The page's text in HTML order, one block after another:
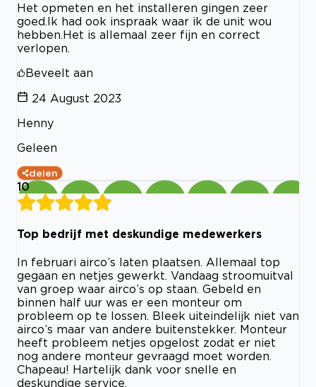
Het opmeten en het installeren gingen zeer
goed.Ik had ook inspraak waar ik de unit wou
hebben.Het is allemaal zeer fijn en correct
verlopen.
Beveelt aan
24 August 2023
Henny
Geleen
delen
10
Top bedrijf met deskundige medewerkers
In februari airco’s laten plaatsen. Allemaal top
gegaan en netjes gewerkt. Vandaag stroomuitval
van groep waar airco’s op staan. Gebeld en
binnen half uur was er een monteur om
probleem op te lossen. Bleek uiteindelijk niet van
airco’s maar van andere buitenstekker. Monteur
heeft probleem netjes opgelost zodat er niet
nog andere monteur gevraagd moet worden.
Chapeau! Hartelijk dank voor snelle en
deskundige service.